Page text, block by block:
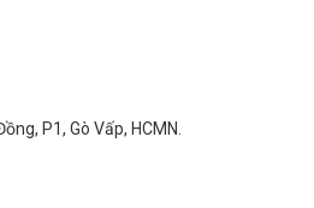
P1, Gò Vấp, HCMN.